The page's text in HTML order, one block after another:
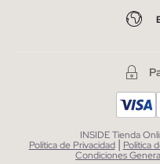
INSIDE Tienda
Política de Privacidad | Política
Condiciones